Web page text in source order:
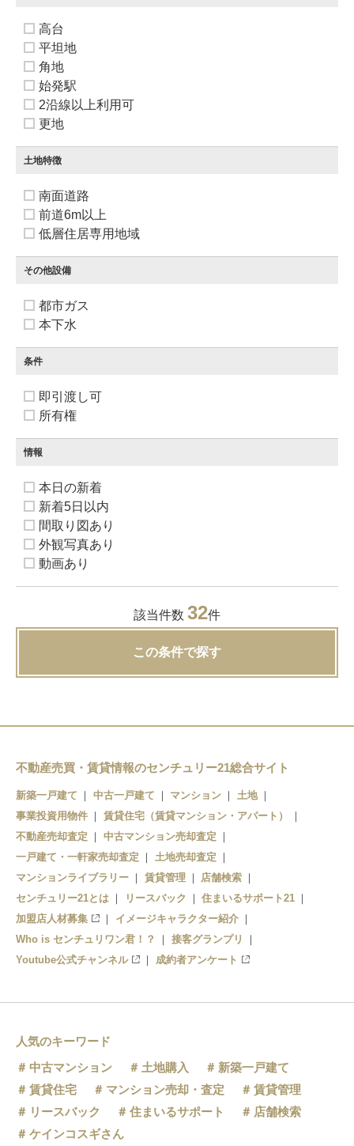
高台
平坦地
角地
始発駅
2沿線以上利用可
更地
土地特徴
南面道路
前道6m以上
低層住居専用地域
その他設備
都市ガス
本下水
条件
即引渡し可
所有権
情報
本日の新着
新着5日以内
間取り図あり
外観写真あり
動画あり
該当件数 32件
この条件で探す
不動産売買・賃貸情報のセンチュリー21総合サイト
新築一戸建て 中古一戸建て マンション
土地
事業投資用物件
賃貸住宅（賃貸マンション・アパート）
不動産売却査定
中古マンション売却査定
一戸建て・一軒家売却査定
土地売却査定
マンションライブラリー
賃貸管理
店舗検索
センチュリー21とは
リースバック
住まいるサポート21
加盟店人材募集
イメージキャラクター紹介
Who is センチュリワン君！？
接客グランプリ
Youtube公式チャンネル
成約者アンケート
人気のキーワード
中古マンション
土地購入
新築一戸建て
賃貸住宅
マンション売却・査定
賃貸管理
リースバック
住まいるサポート
店舗検索
ケインコスギさん